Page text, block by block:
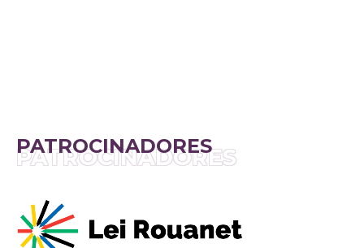
PATROCINADORES
PATROCINADORES